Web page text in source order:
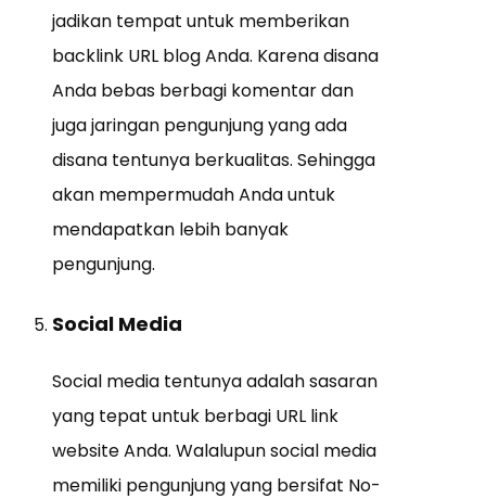
jadikan tempat untuk memberikan
backlink URL blog Anda. Karena disana
Anda bebas berbagi komentar dan
juga jaringan pengunjung yang ada
disana tentunya berkualitas. Sehingga
akan mempermudah Anda untuk
mendapatkan lebih banyak
pengunjung.
Social Media
Social media tentunya adalah sasaran
yang tepat untuk berbagi URL link
website Anda. Walalupun social media
memiliki pengunjung yang bersifat No-